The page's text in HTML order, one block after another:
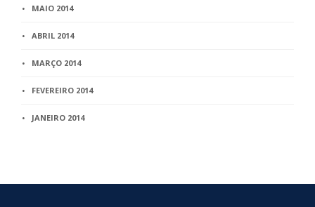
MAIO 2014
ABRIL 2014
MARÇO 2014
FEVEREIRO 2014
JANEIRO 2014